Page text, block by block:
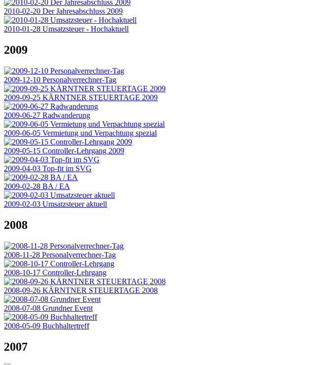
2010-02-20 Der Jahresabschluss 2009
2010-01-28 Umsatzsteuer - Hochaktuell
2009
2009-12-10 Personalverrechner-Tag
2009-09-25 KÄRNTNER STEUERTAGE 2009
2009-06-27 Radwanderung
2009-06-05 Vermietung und Verpachtung spezial
2009-05-15 Controller-Lehrgang 2009
2009-04-03 Top-fit im SVG
2009-02-28 BA / EA
2009-02-03 Umsatzsteuer aktuell
2008
2008-11-28 Personalverrechner-Tag
2008-10-17 Controller-Lehrgang
2008-09-26 KÄRNTNER STEUERTAGE 2008
2008-07-08 Grundner Event
2008-05-09 Buchhaltertreff
2007